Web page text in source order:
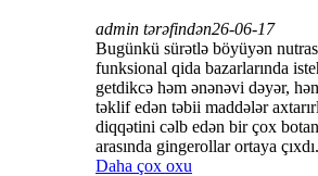
admin tərəfindən26-06-17
Bugünkü sürətlə böyüyən
funksional qida bazarlarında
getdikcə həm ənənəvi dəyər,
təklif edən təbii maddələr
diqqətini cəlb edən bir çox
arasında gingerollar ortaya
Daha çox oxu